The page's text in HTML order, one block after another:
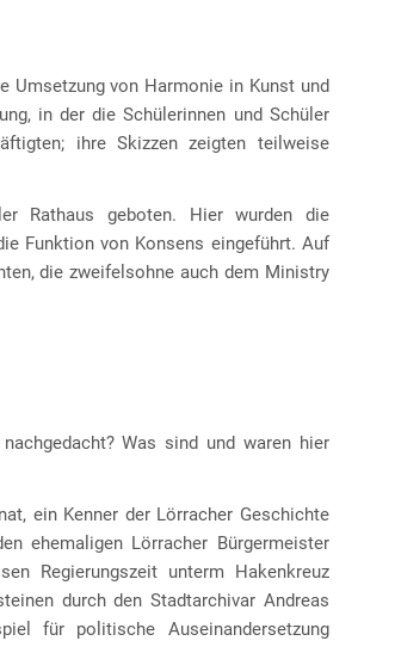
Umsetzung von Harmonie in Kunst und
in der die Schülerinnen und Schüler
ihre Skizzen zeigten teilweise
Rathaus geboten. Hier wurden die
Funktion von Konsens eingeführt. Auf
die zweifelsohne auch dem Ministry
Was sind und waren hier
ein Kenner der Lörracher Geschichte
ehemaligen Lörracher Bürgermeister
Regierungszeit unterm Hakenkreuz
durch den Stadtarchivar Andreas
für politische Auseinandersetzung